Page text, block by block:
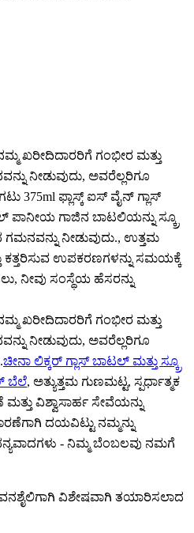
ಖರೀದಿದಾರರಿಗೆ ಗಂಭೀರ ಮತ್ತು
ನೀಡುವುದು, ಅವರೆಲ್ಲರಿಗೂ
ಫ್ಲಾಸ್ಕ್ ಐಸ್ ವೈನ್ ಗ್ಲಾಸ್
ಗಾಜಿನ ಬಾಟಲಿಯನ್ನು ಸ್ಕ್ರೂ
ನೀಡುವುದು., ಉತ್ತಮ
ಕತ್ತರಿಸುವ ಉಪಕರಣಗಳನ್ನು ಸಮಯಕ್ಕೆ
ನೀವು ಸಂಸ್ಥೆಯ ಹೆಸರನ್ನು
ಖರೀದಿದಾರರಿಗೆ ಗಂಭೀರ ಮತ್ತು
ನೀಡುವುದು, ಅವರೆಲ್ಲರಿಗೂ
ಚೀನಾ ಲಿಕ್ಕರ್ ಗ್ಲಾಸ್ ಬಾಟಲ್ ಮತ್ತು ಸ್ಕ್ರೂ
ಬೆಲೆ, ಅತ್ಯುತ್ತಮ ಗುಣಮಟ್ಟ, ಸ್ಪರ್ಧಾತ್ಮಕ
ವಿಶ್ವಾಸಾರ್ಹ ಸೇವೆಯನ್ನು
ದಯವಿಟ್ಟು ನಮ್ಮನ್ನು
- ನಿಮ್ಮ ಬೆಂಬಲವು ನಮಗೆ
ವಿಶೇಷವಾಗಿ ತಯಾರಿಸಲಾದ